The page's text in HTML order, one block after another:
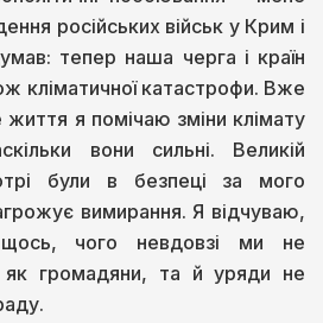
російських військ у Крим і
тепер наша черга і країн
кліматичної катастрофи. Вже
життя я помічаю зміни клімату
вони сильні. Великій
були в безпеці за мого
вимирання. Я відчуваю,
чого невдовзі ми не
громадяни, та й уряди не